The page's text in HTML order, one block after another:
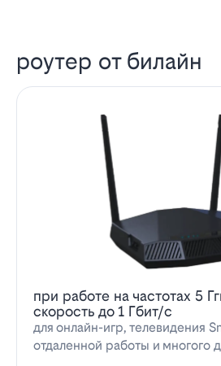
роутер от билайн
при работе на частотах 5
скорость до 1 Гбит/с
для онлайн-игр, телевидения
отдаленной работы и многого